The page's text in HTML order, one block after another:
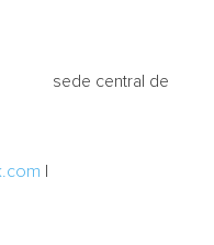
sede central de